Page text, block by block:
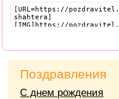
Поздравления
С днем рождения